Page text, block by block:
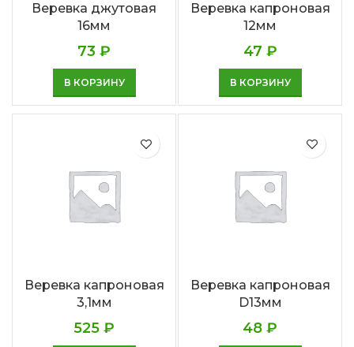
Веревка джутовая
16мм
73 ₽
В КОРЗИНУ
Веревка капроновая
12мм
47 ₽
В КОРЗИНУ
Веревка капроновая
3,1мм
525 ₽
Веревка капроновая
D13мм
48 ₽